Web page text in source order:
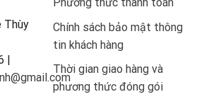
Thùy
|
Chính sách bảo mật thông
tin khách hàng
Thời gian giao hàng và
phương thức đóng gói